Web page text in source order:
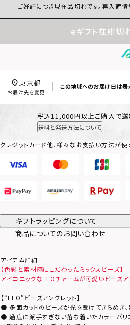
ご好評につき現在品切れです。再入荷情
eギフト在庫切
この地域へのお届け日は表
東京都
お届け先を変更
税込11,000円以上ご購入で
送料と発送方法について
クレジットカード他、様々なお支払い方法が使
ギフトラッピングについて
商品についてのお問い合わせ
アイテム詳細
【色彩と素材感にこだわったミックスビーズ】
アイコニックなLEOチャームが可愛いビーズア
【“LEO”ビーズアンクレット】
● 多面カットのビーズが光を受けてきらめき、
● 過度に派手すぎない落ち着いたカラーバリ